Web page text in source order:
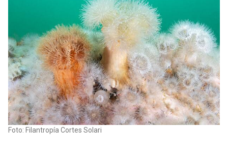
Foto: Filantropía Cortes Solari